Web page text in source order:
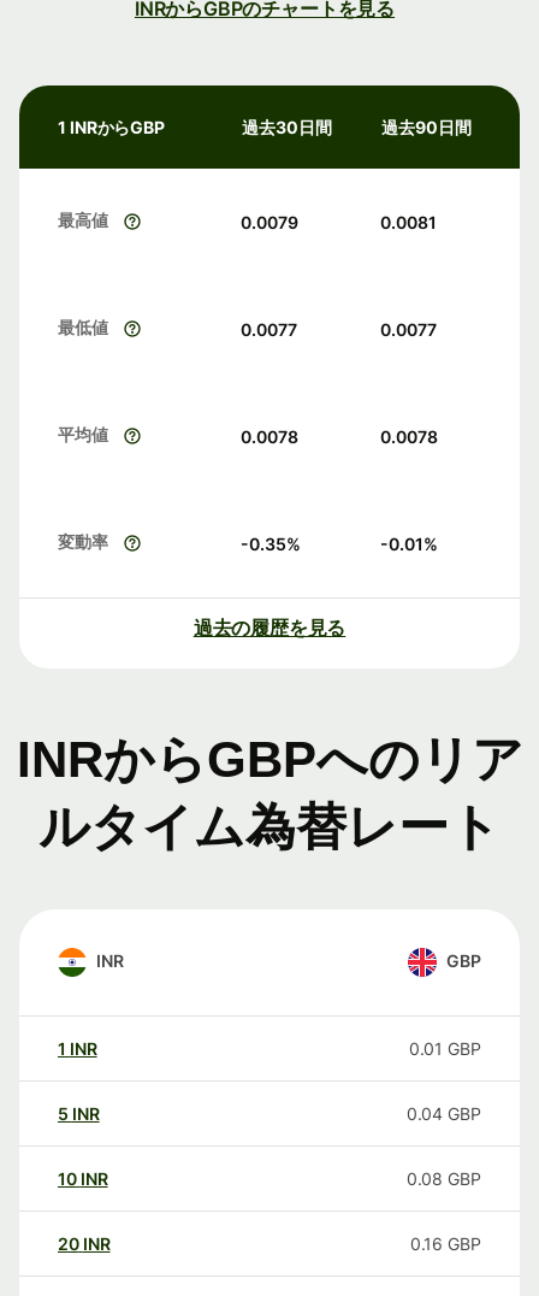
INRからGBPのチャートを見る
1 INRからGBP 過去30日間 過去90日間
最高値 0.0079 0.0081
最低値 0.0077 0.0077
平均値 0.0078 0.0078
変動率 -0.35% -0.01%
過去の履歴を見る
INRからGBPへのリア
ルタイム為替レート
INR GBP
1 INR 0.01 GBP
5 INR 0.04 GBP
10 INR 0.08 GBP
20 INR 0.16 GBP